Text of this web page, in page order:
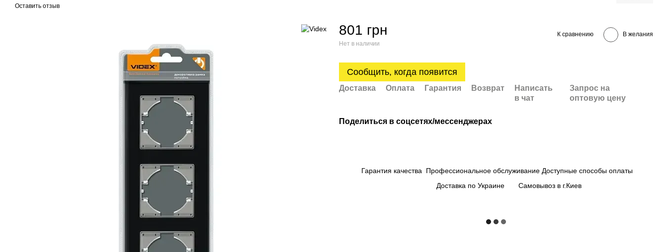
Оставить отзыв
801 грн
Нет в наличии
К сравнению В желания
Сообщить, когда появится
Доставка Оплата Гарантия Возврат
Написать
в чат
Запрос на
оптовую цену
Поделиться в соцсетях/мессенджерах
Гарантия качества Профессиональное обслуживание Доступные способы оплаты
Доставка по Украине
Самовывоз в г.Киев